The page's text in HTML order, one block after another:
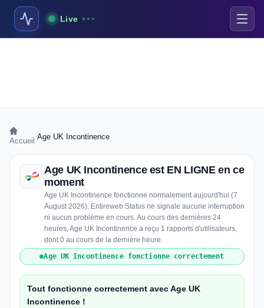
Live
Accueil Age UK Incontinence
Age UK Incontinence est EN LIGNE en ce
moment
Age UK Incontinence fonctionne normalement aujourd'hui (7
August 2026). Entireweb Status ne signale aucune interruption
ni aucun problème en cours. Au cours des dernières 24
heures, Age UK Incontinence a reçu 1 rapports d'utilisateurs,
dont 0 au cours de la dernière heure.
Age UK Incontinence fonctionne correctement
Tout fonctionne correctement avec Age UK
Incontinence !